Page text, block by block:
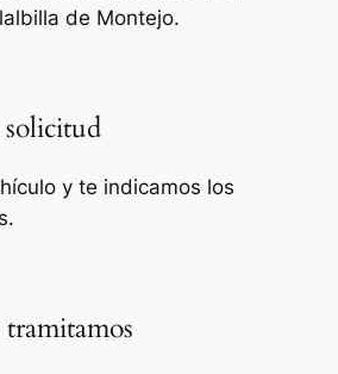
de Montejo.
solicitud
y te indicamos los